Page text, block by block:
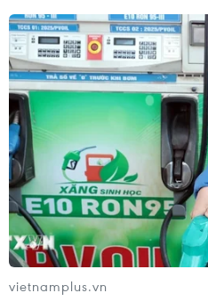
Trong trường hợp cá nhân
biện pháp phong tỏa, cách ly y
quy định của pháp luật. Trong
(Ảnh: Ngô Trần
vietnamplus.vn